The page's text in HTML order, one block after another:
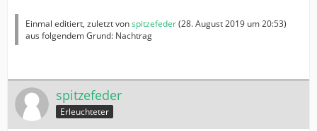
Einmal editiert, zuletzt vonspitzefeder(28. August 2019 um 20:53)
aus folgendem Grund: Nachtrag
spitzefeder
Erleuchteter